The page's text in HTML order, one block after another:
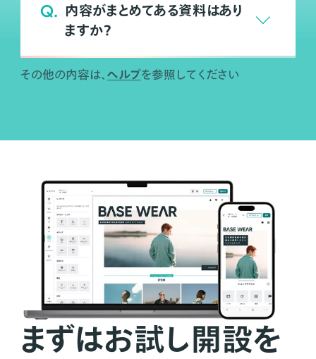
Q. 内容がまとめてある資料はあり
ますか？
その他の内容は、 ヘルプを参照してください
まずはお試し開設を